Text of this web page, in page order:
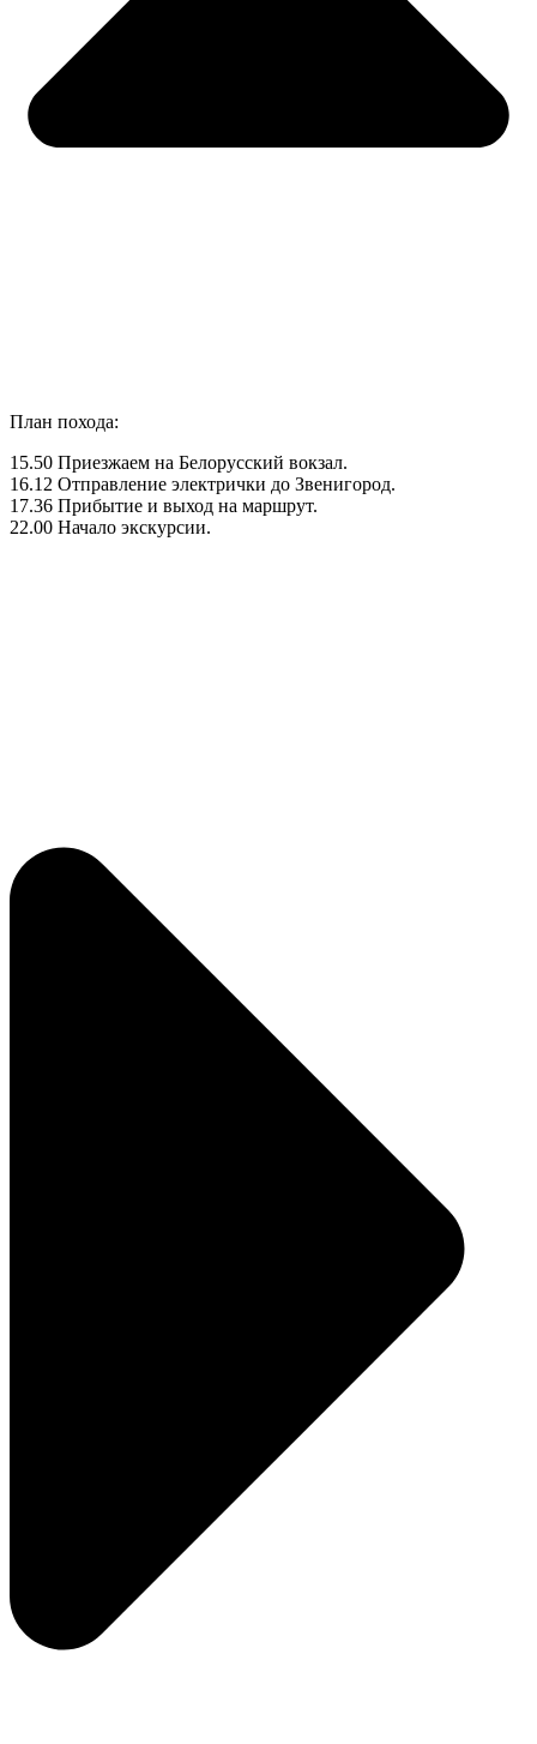
План похода:
15.50 Приезжаем на Белорусский вокзал.
16.12 Отправление электрички до Звенигород.
17.36 Прибытие и выход на маршрут.
22.00 Начало экскурсии.